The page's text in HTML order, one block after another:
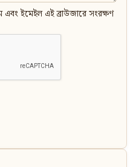
এবং ইমেইল এই ব্রাউজারে সংরক্ষণ